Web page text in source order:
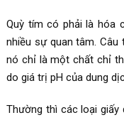
Quỳ tím có phải là hóa
nhiều sự quan tâm.
nó chỉ là một chất chỉ
do giá trị pH của dung
Thường thì các loại giấy